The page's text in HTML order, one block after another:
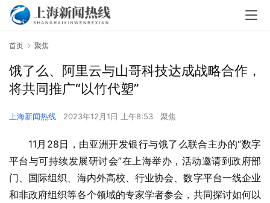
首页 聚焦
饿了么、阿里云与山哥科技达成战略合作，
将共同推广“以竹代塑”
上海新闻热线 2023年12月1日 上午8:53 聚焦
11月28日，由亚洲开发银行与饿了么联合主办的“数字
平台与可持续发展研讨会”在上海举办，活动邀请到政府部
门、国际组织、海内外高校、行业协会、数字平台一线企业
和非政府组织等各个领域的专家学者参会，共同探讨如何以